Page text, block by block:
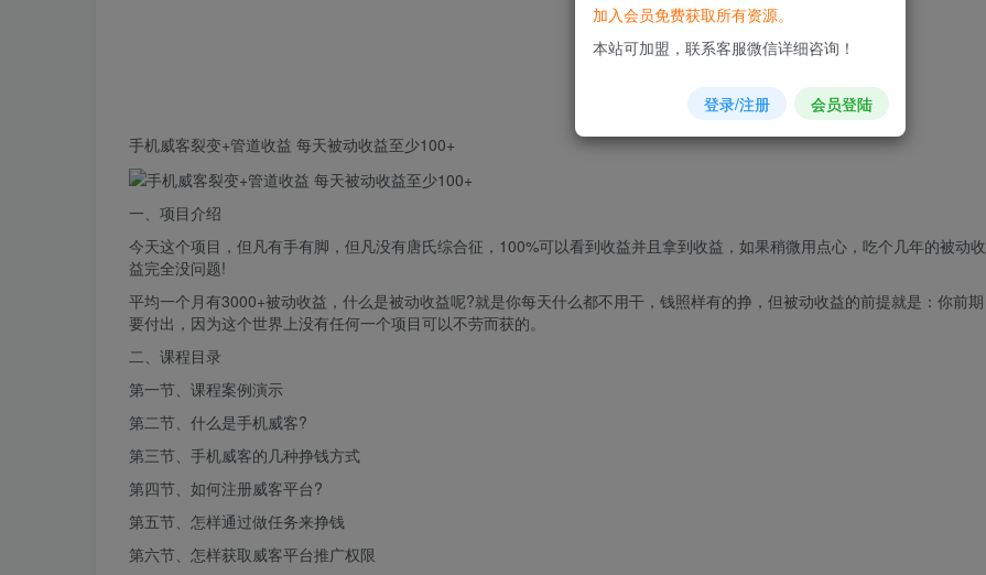
手机威客裂变+管道收益 每天被动收益至少100+
一、项目介绍
今天这个项目，但凡有手有脚，但凡没有唐氏综合征，100%可以看到收益并且拿到收益，如果稍微用点心，吃个几年的被动收
益完全没问题!
平均一个月有3000+被动收益，什么是被动收益呢?就是你每天什么都不用干，钱照样有的挣，但被动收益的前提就是：你前期
要付出，因为这个世界上没有任何一个项目可以不劳而获的。
二、课程目录
第一节、课程案例演示
第二节、什么是手机威客?
第三节、手机威客的几种挣钱方式
第四节、如何注册威客平台?
第五节、怎样通过做任务来挣钱
第六节、怎样获取威客平台推广权限
加入会员免费获取所有资源。
本站可加盟，联系客服微信详细咨询！
登录/注册 会员登陆